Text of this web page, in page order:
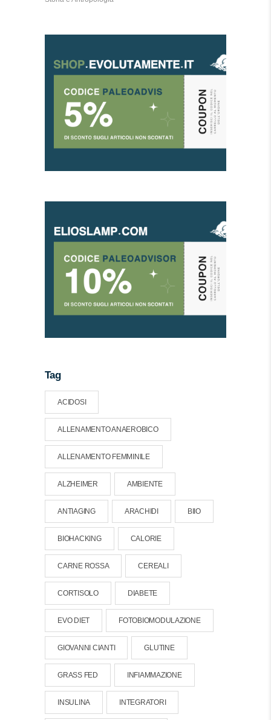
Tag
ACIDOSI
ALLENAMENTO ANAEROBICO
ALLENAMENTO FEMMINILE
ALZHEIMER AMBIENTE
ANTIAGING ARACHIDI BIIO
BIOHACKING CALORIE
CARNE ROSSA CEREALI
CORTISOLO DIABETE
EVO DIET FOTOBIOMODULAZIONE
GIOVANNI CIANTI GLUTINE
GRASS FED INFIAMMAZIONE
INSULINA INTEGRATORI